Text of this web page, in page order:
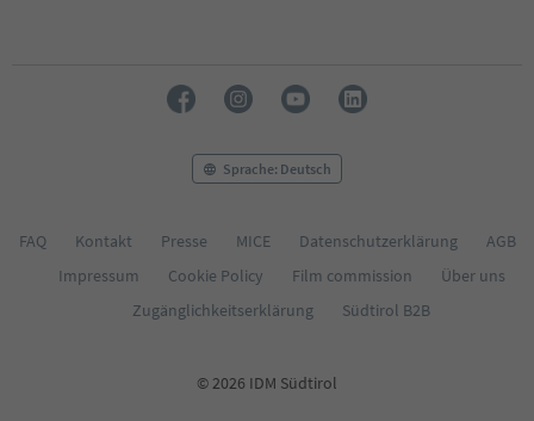
Sprache: Deutsch
FAQ Kontakt Presse MICE Datenschutzerklärung
AGB
Impressum
Cookie Policy Film commission
Über uns
Zugänglichkeitserklärung
Südtirol B2B
© 2026 IDM Südtirol